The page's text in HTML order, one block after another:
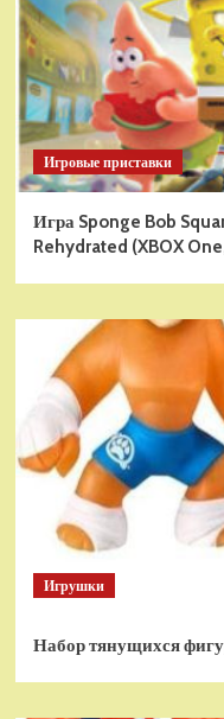
Игровые приставки
Игра Sponge Bob
Rehydrated (XBOX
Игрушки
Набор тянущихся